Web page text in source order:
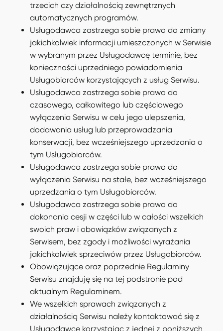
trzecich czy działalnością zewnętrznych
automatycznych programów.
Usługodawca zastrzega sobie prawo do zmiany
jakichkolwiek informacji umieszczonych w Serwisie
w wybranym przez Usługodawcę terminie, bez
konieczności uprzedniego powiadomienia
Usługobiorców korzystających z usług Serwisu.
Usługodawca zastrzega sobie prawo do
czasowego, całkowitego lub częściowego
wyłączenia Serwisu w celu jego ulepszenia,
dodawania usług lub przeprowadzania
konserwacji, bez wcześniejszego uprzedzania o
tym Usługobiorców.
Usługodawca zastrzega sobie prawo do
wyłączenia Serwisu na stałe, bez wcześniejszego
uprzedzania o tym Usługobiorców.
Usługodawca zastrzega sobie prawo do
dokonania cesji w części lub w całości wszelkich
swoich praw i obowiązków związanych z
Serwisem, bez zgody i możliwości wyrażania
jakichkolwiek sprzeciwów przez Usługobiorców.
Obowiązujące oraz poprzednie Regulaminy
Serwisu znajduję się na tej podstronie pod
aktualnym Regulaminem.
We wszelkich sprawach związanych z
działalnością Serwisu należy kontaktować się z
Usługodawcę korzystając z jednej z poniższych